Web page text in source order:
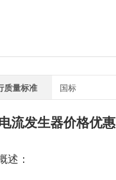
质量标准 国标
流发生器价格优惠
述：